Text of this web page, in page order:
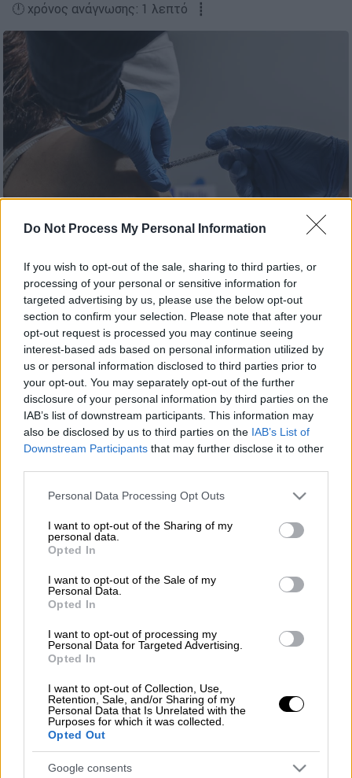
Do Not Process My Personal Information
If you wish to opt-out of the sale, sharing to third parties, or
processing of your personal or sensitive information for
targeted advertising by us, please use the below opt-out
section to confirm your selection. Please note that after your
opt-out request is processed you may continue seeing
interest-based ads based on personal information utilized by
us or personal information disclosed to third parties prior to
your opt-out. You may separately opt-out of the further
disclosure of your personal information by third parties on the
IAB’s list of downstream participants. This information may
also be disclosed by us to third parties on the IAB’s List of
Downstream Participants that may further disclose it to other
Please note that this website/app uses one or more Google
not limited to your visit or usage behaviour. You may click to
grant or deny consent to Google and its third-party tags to
use your data for below specified purposes in below Google
consent section.
Personal Data Processing Opt Outs
I want to opt-out of the Sharing of my
personal data.
Opted In
I want to opt-out of the Sale of my
Personal Data.
Opted In
I want to opt-out of processing my
Personal Data for Targeted Advertising.
Opted In
I want to opt-out of Collection, Use,
Retention, Sale, and/or Sharing of my
Personal Data that Is Unrelated with the
Purposes for which it was collected.
Opted Out
Google consents
🕛 χρόνος ανάγνωσης: 1 λεπτό ┋
Προσθέστε το ΕΘΝΟΣ στη Google
Εξελίξεις στην υπόθεση που δημιούργησε
πολλά ερωτηματικά με τηνγιατρόπου
απέτρεπε τους πολίτες να κάνουν το
εμβόλιοκατά τουκορονοϊούστο Κέντρο
ΥγείαςΛαμίας. Σύμφωνα με το ρεπορτάζ του
LamiaReport η μητέρα της κατέθεσε στο ΑΤ
Βόλου αίτημα ακούσιας ψυχιατρικής
εξέτασηςτης κόρης της, ανησυχώντας για
την υγεία της.
Στη συνέχεια ενημερώθηκε η Εισαγγελία
Λαμίας που παρήγγειλε την εξέταση της από
ψυχιάτρους Δημόσιου Νοσοκομείου όπως
προβλέπει ο νόμος. Η γυναίκα εξετάστηκε
τόσο στο Νοσοκομείο Λαμίας, όσο και στο
εφημερεύων Ψυχιατρικό Νοσοκομείο στην
Αθήνα όπου διακομίστηκε το βράδυ της
συνοδεία περιπολικού. Και οι δύο Ψυχίατροι
συμφώνησαν στην παραμονή της για
παρακολούθηση και νοσηλεία
Ψυχιατρικό Νοσοκομείο Αττικής.